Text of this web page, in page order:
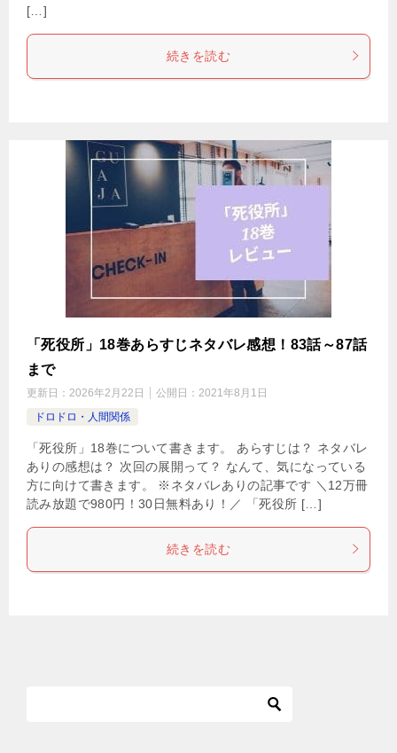
[…]
続きを読む
「死役所」18巻あらすじネタバレ感想！83話～87話
まで
更新日： 2026年2月22日 公開日： 2021年8月1日
ドロドロ・人間関係
「死役所」18巻について書きます。 あらすじは？ ネタバレ
ありの感想は？ 次回の展開って？ なんて、気になっている
方に向けて書きます。 ※ネタバレありの記事です ＼12万冊
読み放題で980円！30日無料あり！／ 「死役所 […]
続きを読む